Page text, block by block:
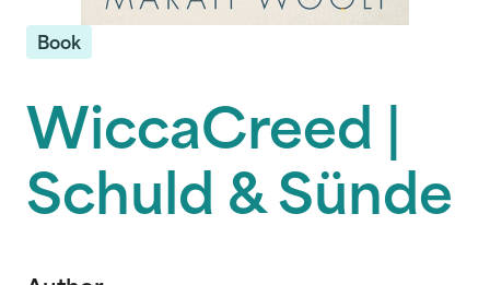
Book
WiccaCreed |
Schuld & Sünde